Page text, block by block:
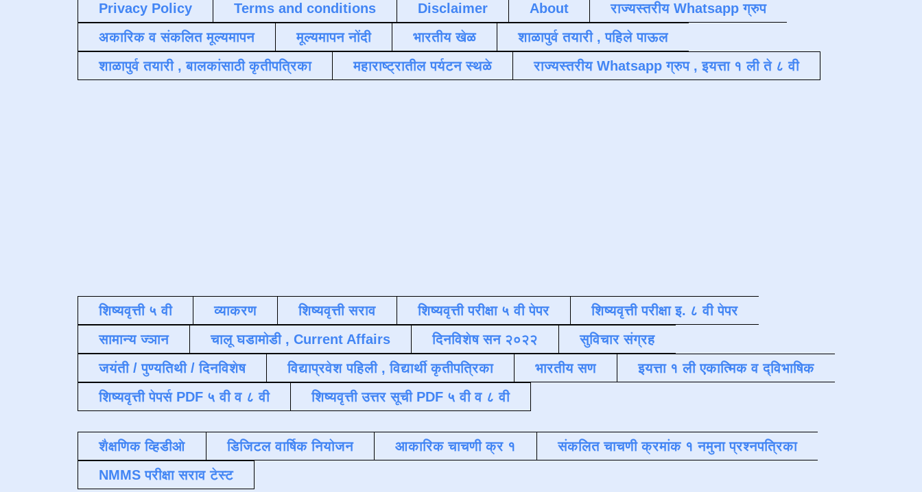
Privacy Policy Terms and conditions Disclaimer About
राज्यस्तरीय Whatsapp ग्रुप
अकारिक व संकलित मूल्यमापन
मूल्यमापन नोंदी भारतीय खेळ
शाळापुर्व तयारी , पहिले पाऊल
शाळापुर्व तयारी , बालकांसाठी कृतीपत्रिका
महाराष्ट्रातील पर्यटन स्थळे राज्यस्तरीय Whatsapp ग्रुप , इयत्ता १ ली ते ८ वी
शिष्यवृत्ती ५ वी व्याकरण शिष्यवृत्ती सराव शिष्यवृत्ती परीक्षा ५ वी पेपर
शिष्यवृत्ती परीक्षा इ. ८ वी पेपर
सामान्य ज्ञान
चालू घडामोडी , Current Affairs दिनविशेष सन २०२२
सुविचार संग्रह
जयंती / पुण्यतिथी / दिनविशेष
विद्याप्रवेश पहिली , विद्यार्थी कृतीपत्रिका भारतीय सण
इयत्ता १ ली एकात्मिक व द्विभाषिक
शिष्यवृत्ती पेपर्स PDF ५ वी व ८ वी
शिष्यवृत्ती उत्तर सूची PDF ५ वी व ८ वी
शैक्षणिक व्हिडीओ डिजिटल वार्षिक नियोजन आकारिक चाचणी क्र १
संकलित चाचणी क्रमांक १ नमुना प्रश्नपत्रिका
NMMS परीक्षा सराव टेस्ट